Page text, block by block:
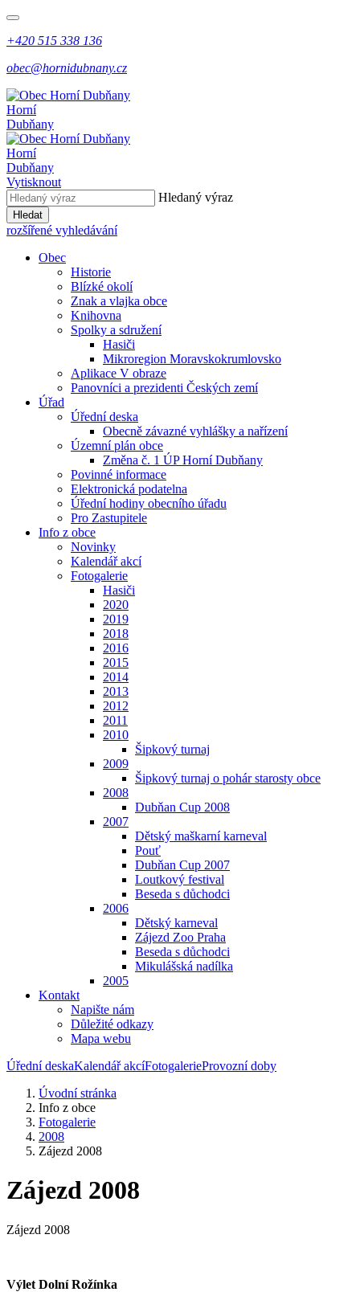
+420 515 338 136
obec@hornidubnany.cz
Horní
Dubňany
Horní
Dubňany
Vytisknout
Hledaný výraz
Hledat
rozšířené vyhledávání
Obec
Historie
Blízké okolí
Znak a vlajka obce
Knihovna
Spolky a sdružení
Hasiči
Mikroregion Moravskokrumlovsko
Aplikace V obraze
Panovníci a prezidenti Českých zemí
Úřad
Úřední deska
Obecně závazné vyhlášky a nařízení
Územní plán obce
Změna č. 1 ÚP Horní Dubňany
Povinné informace
Elektronická podatelna
Úřední hodiny obecního úřadu
Pro Zastupitele
Info z obce
Novinky
Kalendář akcí
Fotogalerie
Hasiči
2020
2019
2018
2016
2015
2014
2013
2012
2011
2010
Šipkový turnaj
2009
Šipkový turnaj o pohár starosty obce
2008
Dubňan Cup 2008
2007
Dětský maškarní karneval
Pouť
Dubňan Cup 2007
Loutkový festival
Beseda s důchodci
2006
Dětský karneval
Zájezd Zoo Praha
Beseda s důchodci
Mikulášská nadílka
2005
Kontakt
Napište nám
Důležité odkazy
Mapa webu
Úřední deskaKalendář akcíFotogalerieProvozní doby
Úvodní stránka
Info z obce
Fotogalerie
2008
Zájezd 2008
Zájezd 2008
Zájezd 2008
Výlet Dolní Rožínka